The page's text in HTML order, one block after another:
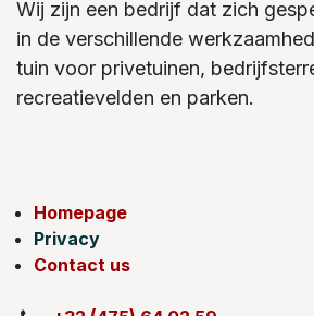
Wij zijn een bedrijf dat zich
in de verschillende
tuin voor privetuinen,
recreatievelden en parken.
Homepage
Privacy
Contact us